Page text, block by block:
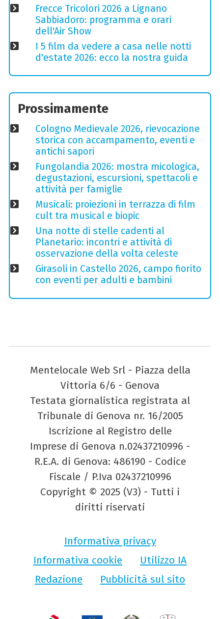
Frecce Tricolori 2026 a Lignano
Sabbiadoro: programma e orari
dell'Air Show
I 5 film da vedere a casa nelle notti
d'estate 2026: ecco la nostra guida
Prossimamente
Cologno Medievale 2026, rievocazione
storica con accampamento, eventi e
antichi sapori
Fungolandia 2026: mostra micologica,
degustazioni, escursioni, spettacoli e
attività per famiglie
Musicali: proiezioni in terrazza di film
cult tra musical e biopic
Una notte di stelle cadenti al
Planetario: incontri e attività di
osservazione della volta celeste
Girasoli in Castello 2026, campo fiorito
con eventi per adulti e bambini
Mentelocale Web Srl - Piazza della
Vittoria 6/6 - Genova
Testata giornalistica registrata al
Tribunale di Genova nr. 16/2005
Iscrizione al Registro delle
Imprese di Genova n.02437210996 -
R.E.A. di Genova: 486190 - Codice
Fiscale / P.Iva 02437210996
Copyright © 2025 (V3) - Tutti i
diritti riservati
Informativa privacy
Informativa cookie
Utilizzo IA
Redazione
Pubblicità sul sito